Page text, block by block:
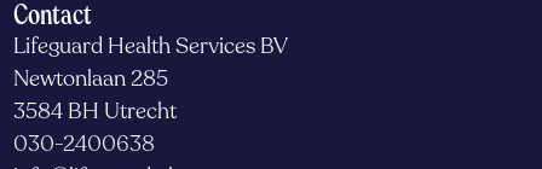
Contact
Lifeguard Health Services BV
Newtonlaan 285
3584 BH Utrecht
030-2400638